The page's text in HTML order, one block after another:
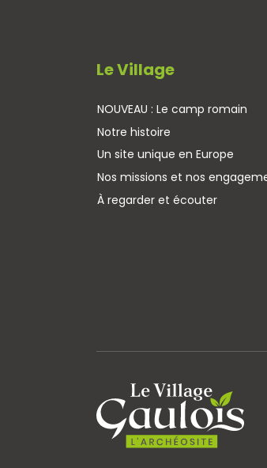
Le Village
NOUVEAU : Le camp romain
Notre histoire
Un site unique en Europe
Nos missions et nos
À regarder et écouter